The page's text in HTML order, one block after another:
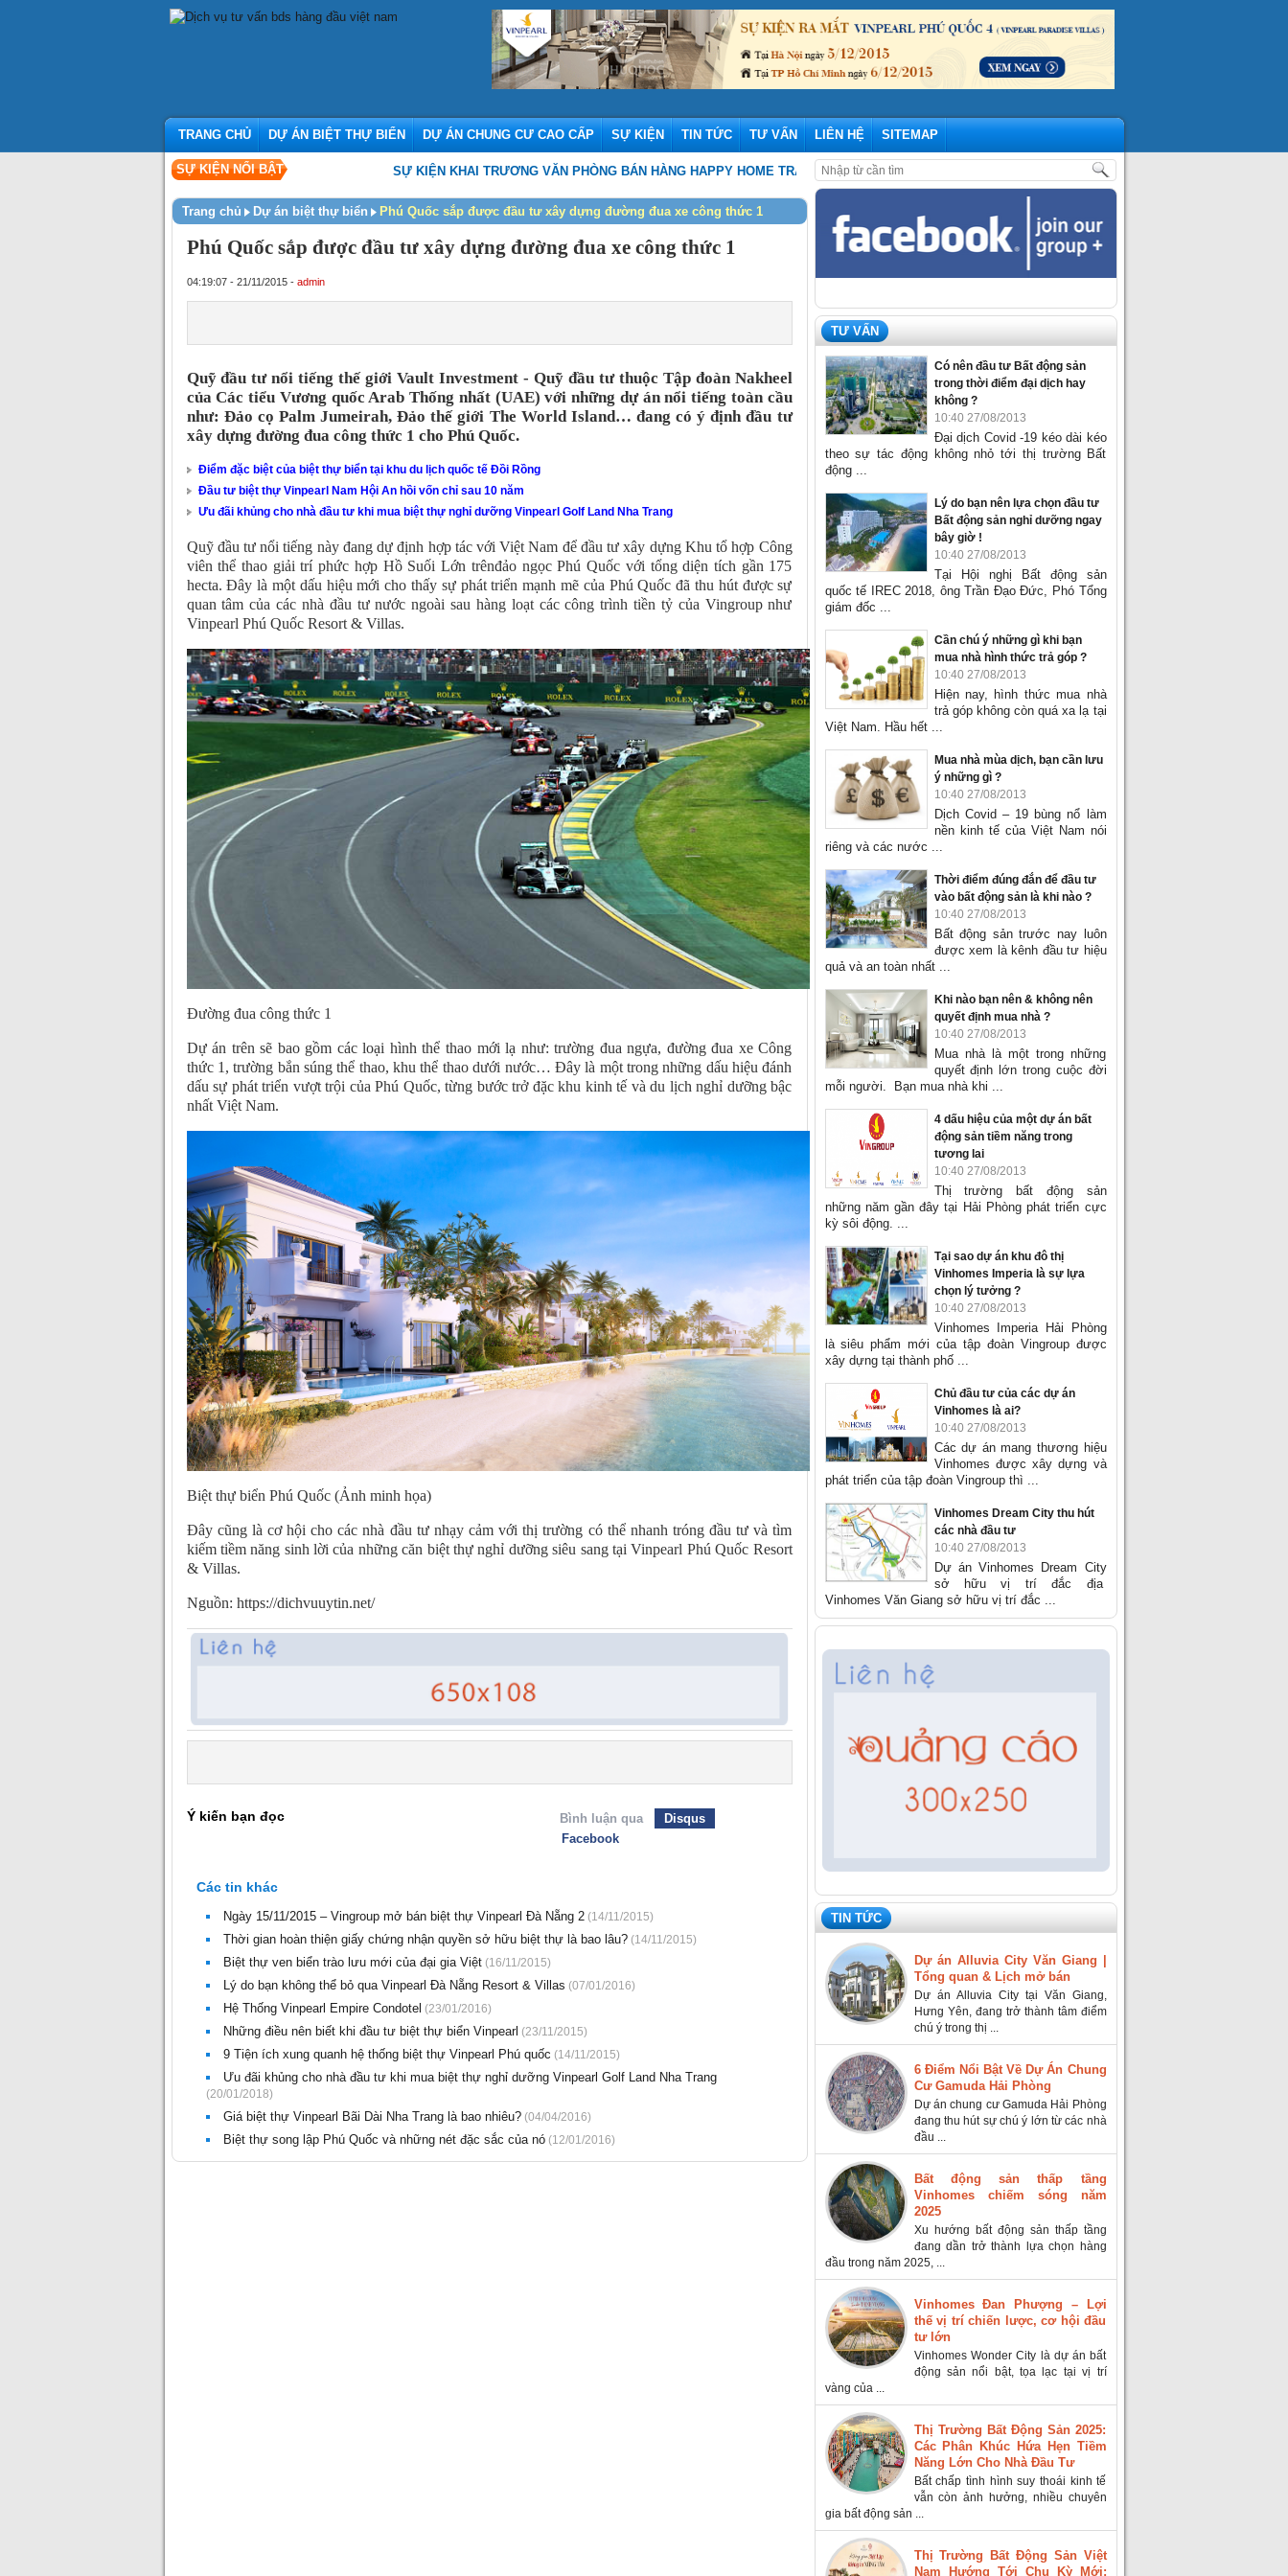
TRANG CHỦ DỰ ÁN BIỆT THỰ BIỂN DỰ ÁN CHUNG CƯ CAO CẤP SỰ KIỆN TIN TỨC TƯ VẤN LIÊN HỆ SITEMAP
SỰ KIỆN NỔI BẬT SỰ KIỆN KHAI TRƯƠNG VĂN PHÒNG BÁN HÀNG HAPPY HOME TRÀNG CÁT,THE ORIGAMI VINHOMES GRAND PARK – NHỮNG CẬP NHẬP MỚI NHẤT THÁNG
Trang chủ Dự án biệt thự biển Phú Quốc sắp được đầu tư xây dựng đường đua xe công thức 1
Phú Quốc sắp được đầu tư xây dựng đường đua xe công thức 1
04:19:07 - 21/11/2015 - admin
Quỹ đầu tư nổi tiếng thế giới Vault Investment - Quỹ đầu tư thuộc Tập đoàn Nakheel
của Các tiểu Vương quốc Arab Thống nhất (UAE) với những dự án nổi tiếng toàn cầu
như: Đảo cọ Palm Jumeirah, Đảo thế giới The World Island… đang có ý định đầu tư
xây dựng đường đua công thức 1 cho Phú Quốc.
Điểm đặc biệt của biệt thự biển tại khu du lịch quốc tế Đồi Rồng
Đầu tư biệt thự Vinpearl Nam Hội An hồi vốn chỉ sau 10 năm
Ưu đãi khủng cho nhà đầu tư khi mua biệt thự nghỉ dưỡng Vinpearl Golf Land Nha Trang
Quỹ đầu tư nổi tiếng này đang dự định hợp tác với Việt Nam để đầu tư xây dựng Khu tổ hợp Công
viên thể thao giải trí phức hợp Hồ Suối Lớn trênđảo ngọc Phú Quốc với tổng diện tích gần 175
hecta. Đây là một dấu hiệu mới cho thấy sự phát triển mạnh mẽ của Phú Quốc đã thu hút được sự
quan tâm của các nhà đầu tư nước ngoài sau hàng loạt các công trình tiền tỷ của Vingroup như
Vinpearl Phú Quốc Resort & Villas.
Đường đua công thức 1
Dự án trên sẽ bao gồm các loại hình thể thao mới lạ như: trường đua ngựa, đường đua xe Công
thức 1, trường bắn súng thể thao, khu thể thao dưới nước… Đây là một trong những dấu hiệu đánh
dấu sự phát triển vượt trội của Phú Quốc, từng bước trở đặc khu kinh tế và du lịch nghỉ dưỡng bậc
nhất Việt Nam.
Biệt thự biển Phú Quốc (Ảnh minh họa)
Đây cũng là cơ hội cho các nhà đầu tư nhạy cảm với thị trường có thể nhanh tróng đầu tư và tìm
kiếm tiềm năng sinh lời của những căn biệt thự nghỉ dưỡng siêu sang tại Vinpearl Phú Quốc Resort
& Villas.
Nguồn: https://dichvuuytin.net/
Ý kiến bạn đọc Bình luận qua
Disqus
Facebook
Các tin khác
Ngày 15/11/2015 – Vingroup mở bán biệt thự Vinpearl Đà Nẵng 2(14/11/2015)
Thời gian hoàn thiện giấy chứng nhận quyền sở hữu biệt thự là bao lâu?(14/11/2015)
Biệt thự ven biển trào lưu mới của đại gia Việt(16/11/2015)
Lý do bạn không thể bỏ qua Vinpearl Đà Nẵng Resort & Villas (07/01/2016)
Hệ Thống Vinpearl Empire Condotel (23/01/2016)
Những điều nên biết khi đầu tư biệt thự biển Vinpearl (23/11/2015)
9 Tiện ích xung quanh hệ thống biệt thự Vinpearl Phú quốc (14/11/2015)
Ưu đãi khủng cho nhà đầu tư khi mua biệt thự nghỉ dưỡng Vinpearl Golf Land Nha Trang
(20/01/2018)
Giá biệt thự Vinpearl Bãi Dài Nha Trang là bao nhiêu?(04/04/2016)
Biệt thự song lập Phú Quốc và những nét đặc sắc của nó(12/01/2016)
TƯ VẤN
Có nên đầu tư Bất động sản
trong thời điểm đại dịch hay
không ?
10:40 27/08/2013
Đại dịch Covid -19 kéo dài kéo
theo sự tác động không nhỏ tới thị trường Bất
động ...
Lý do bạn nên lựa chọn đầu tư
Bất động sản nghỉ dưỡng ngay
bây giờ !
10:40 27/08/2013
Tại Hội nghị Bất động sản
quốc tế IREC 2018, ông Trần Đạo Đức, Phó Tổng
giám đốc ...
Cần chú ý những gì khi bạn
mua nhà hình thức trả góp ?
10:40 27/08/2013
Hiện nay, hình thức mua nhà
trả góp không còn quá xa lạ tại
Việt Nam. Hầu hết ...
Mua nhà mùa dịch, bạn cần lưu
ý những gì ?
10:40 27/08/2013
Dịch Covid – 19 bùng nổ làm
nền kinh tế của Việt Nam nói
riêng và các nước ...
Thời điểm đúng đắn để đầu tư
vào bất động sản là khi nào ?
10:40 27/08/2013
Bất động sản trước nay luôn
được xem là kênh đầu tư hiệu
quả và an toàn nhất ...
Khi nào bạn nên & không nên
quyết định mua nhà ?
10:40 27/08/2013
Mua nhà là một trong những
quyết định lớn trong cuộc đời
mỗi người. Bạn mua nhà khi ...
4 dấu hiệu của một dự án bất
động sản tiềm năng trong
tương lai
10:40 27/08/2013
Thị trường bất động sản
những năm gần đây tại Hải Phòng phát triển cực
kỳ sôi động. ...
Tại sao dự án khu đô thị
Vinhomes Imperia là sự lựa
chọn lý tưởng ?
10:40 27/08/2013
Vinhomes Imperia Hải Phòng
là siêu phẩm mới của tập đoàn Vingroup được
xây dựng tại thành phố ...
Chủ đầu tư của các dự án
Vinhomes là ai?
10:40 27/08/2013
Các dự án mang thương hiệu
Vinhomes được xây dựng và
phát triển của tập đoàn Vingroup thì ...
Vinhomes Dream City thu hút
các nhà đầu tư
10:40 27/08/2013
Dự án Vinhomes Dream City
sở hữu vị trí đắc địa
Vinhomes Văn Giang sở hữu vị trí đắc ...
TIN TỨC
Dự án Alluvia City Văn Giang |
Tổng quan & Lịch mở bán
Dự án Alluvia City tại Văn Giang,
Hưng Yên, đang trở thành tâm điểm
chú ý trong thị ...
6 Điểm Nổi Bật Về Dự Án Chung
Cư Gamuda Hải Phòng
Dự án chung cư Gamuda Hải Phòng
đang thu hút sự chú ý lớn từ các nhà
đầu ...
Bất động sản thấp tầng
Vinhomes chiếm sóng năm
2025
Xu hướng bất động sản thấp tầng
đang dần trở thành lựa chọn hàng
đầu trong năm 2025, ...
Vinhomes Đan Phượng – Lợi
thế vị trí chiến lược, cơ hội đầu
tư lớn
Vinhomes Wonder City là dự án bất
động sản nổi bật, tọa lạc tại vị trí
vàng của ...
Thị Trường Bất Động Sản 2025:
Các Phân Khúc Hứa Hẹn Tiềm
Năng Lớn Cho Nhà Đầu Tư
Bất chấp tình hình suy thoái kinh tế
vẫn còn ảnh hưởng, nhiều chuyên
gia bất động sản ...
Thị Trường Bất Động Sản Việt
Nam Hướng Tới Chu Kỳ Mới: